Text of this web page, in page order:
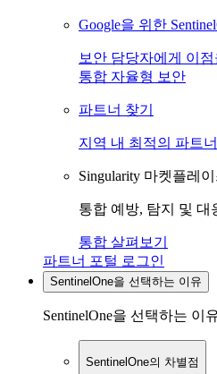
Google을 위한
보안 담당자에게 이
통합 자율형 보안
파트너 찾기
지역 내 최적의 파트
Singularity 마켓플레
통합 예방, 탐지 및
통합 살펴보기
파트너 포털 로그인
SentinelOne을 선택하는 이유
SentinelOne을 선택하는 이
SentinelOne의 차별점